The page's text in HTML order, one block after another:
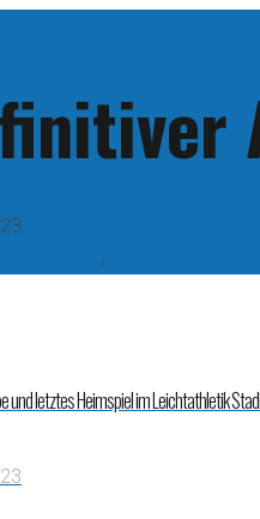
,
und letztes Heimspiel im Leichtathletik